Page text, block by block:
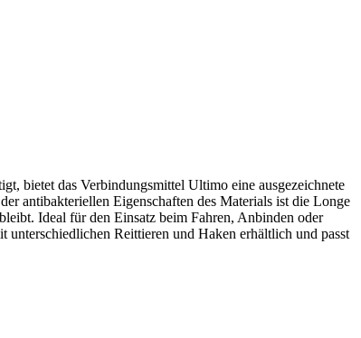
bietet das Verbindungsmittel Ultimo eine ausgezeichnete
antibakteriellen Eigenschaften des Materials ist die Longe
Ideal für den Einsatz beim Fahren, Anbinden oder
Reittieren und Haken erhältlich und passt